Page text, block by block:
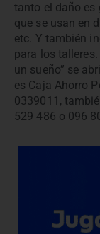
tanto el daño es
que se usan en
etc. Y también
para los
un sueño” se
es Caja Ahorro
0339011,
529 486 o 096